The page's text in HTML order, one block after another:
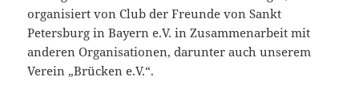
organisiert von Club der Freunde von Sankt
Petersburg in Bayern e.V. in Zusammenarbeit mit
anderen Organisationen, darunter auch unserem
Verein „Brücken e.V.“.